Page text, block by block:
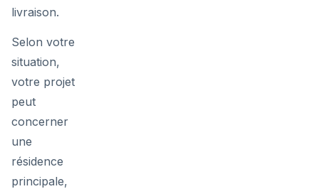
livraison.
Selon votre
situation,
votre projet
peut
concerner
une
résidence
principale,